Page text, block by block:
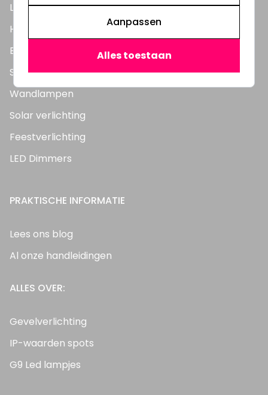
LED Panelen
Highbay's / Ufo's
Bouwlampen
Straatlampen
Wandlampen
Solar verlichting
Feestverlichting
LED Dimmers
PRAKTISCHE INFORMATIE
Lees ons blog
Al onze handleidingen
ALLES OVER:
Gevelverlichting
IP-waarden spots
G9 Led lampjes
Aanpassen
Alles toestaan